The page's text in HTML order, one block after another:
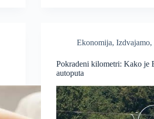
Ekonomija,Izdvajamo,
Pokradeni kilometri: Kako je
autoputa